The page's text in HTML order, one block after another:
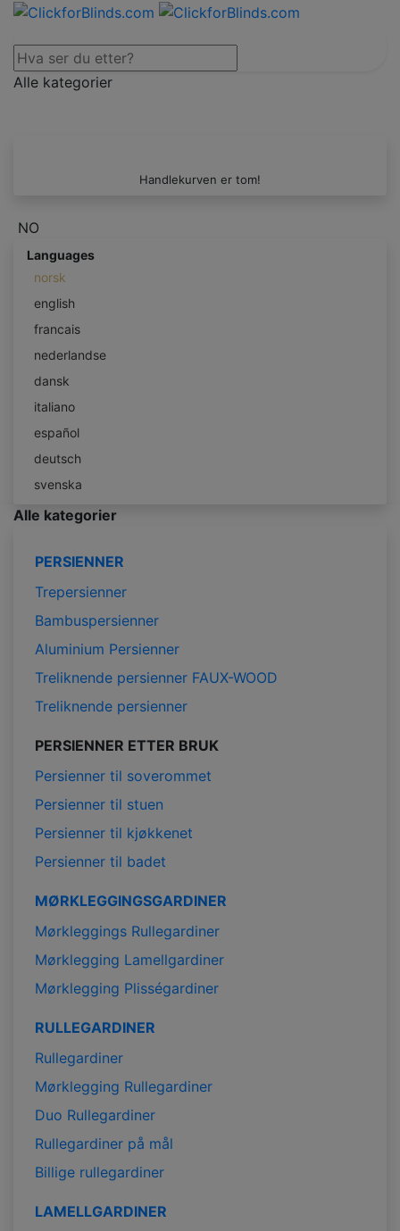
Alle kategorier
Handlekurven er tom!
NO
Languages
norsk
english
francais
nederlandse
dansk
italiano
español
deutsch
svenska
Alle kategorier
PERSIENNER
Trepersienner
Bambuspersienner
Aluminium Persienner
Treliknende persienner FAUX-WOOD
Treliknende persienner
PERSIENNER ETTER BRUK
Persienner til soverommet
Persienner til stuen
Persienner til kjøkkenet
Persienner til badet
MØRKLEGGINGSGARDINER
Mørkleggings Rullegardiner
Mørklegging Lamellgardiner
Mørklegging Plisségardiner
RULLEGARDINER
Rullegardiner
Mørklegging Rullegardiner
Duo Rullegardiner
Rullegardiner på mål
Billige rullegardiner
LAMELLGARDINER